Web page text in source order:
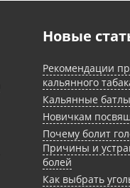
Новые
Рекомендации
кальянного
Кальянные батлы
Новичкам
Почему болит
Причины и
болей
Как выбрать